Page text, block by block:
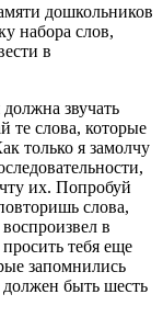
дошкольников
набора слов,
в
звучать
те слова, которые
только я замолчу
их. Попробуй
слова,
в
тебя еще
запомнились
быть шесть